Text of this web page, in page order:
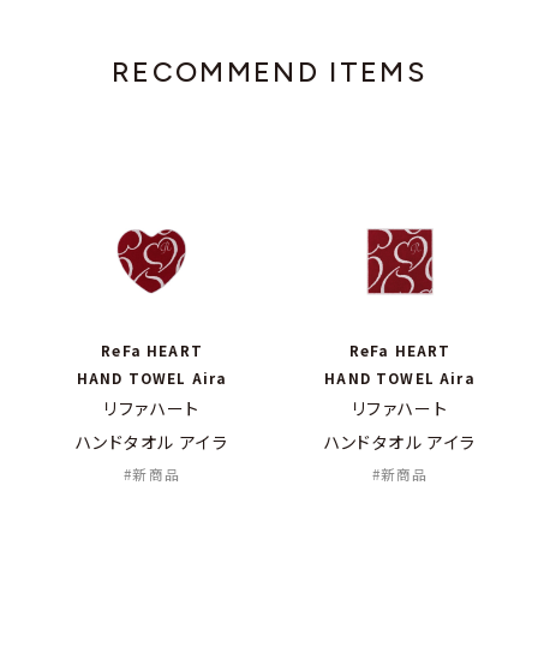
RECOMMEND ITEMS
ReFa HEART
HAND TOWEL Aira
リファハート
ハンドタオル アイラ
新商品
ReFa HEART
HAND TOWEL Aira
リファハート
ハンドタオル アイラ
新商品